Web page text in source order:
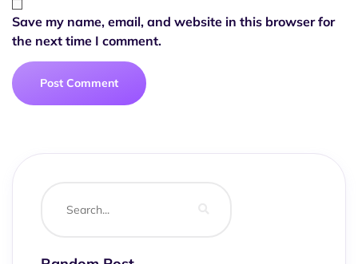
Save my name, email, and website in this browser for
the next time I comment.